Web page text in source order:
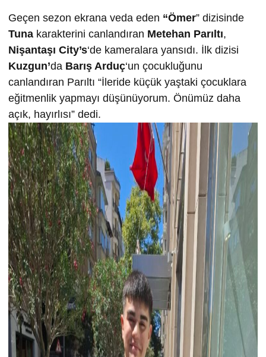
Geçen sezon ekrana veda eden “Ömer” dizisinde
Tuna karakterini canlandıran Metehan Parıltı,
Nişantaşı City’s‘de kameralara yansıdı. İlk dizisi
Kuzgun’da Barış Arduç‘un çocukluğunu
canlandıran Parıltı “İleride küçük yaştaki çocuklara
eğitmenlik yapmayı düşünüyorum. Önümüz daha
açık, hayırlısı” dedi.